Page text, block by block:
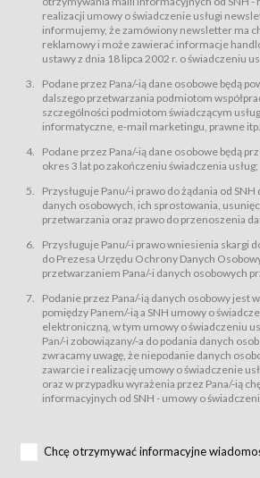
zastrzeżeniem usług, o których mowa w ust.
zasady świadczenia precyzują odrębne
przetwarzania przez Usługodawcę danych
będących osobami fizycznymi.
świadczy Usługi drogą elektroniczną w
2002 r. o świadczeniu usług drogą elektroniczną
1204, z późń. zm.). Usługi świadczone są
usługę przeglądania i odczytywania przez
zamieszczanych w Serwisie,
usługę utrzymywania konta użytkownika w
usługę newsletter,
usługę zawierania na odległość umów
usługę zawierania na odległość umów
dnia 18 lipca 2002 r. o świadczeniu usług drogą
r., Nr 144, poz. 1204, z późń. zm.). Usługi
Na zasadach określonych w Regulaminie dostęp
Usługobiorca przed rozpoczęciem korzystania z
zapoznać się z Regulaminem. Założenie konta w
usługi newsletter za pośrednictwem
zamieszczonego na stronach Serwisu dostępnych
Usługobiorców wymaga akceptacji postanowień
Usługobiorca zobowiązany jest do
od chwili rozpoczęcia korzystania z Serwisu.
Regulamin jest udostępniony Usługobiorcom
Warunki techniczne korzystania z Usług
realizacji umowy o świadczenie usługi
informujemy, że zamówiony newsletter ma
reklamowy i może zawierać informacje
ustawy z dnia 18 lipca 2002 r. o świadczeniu
Podane przez Pana/-ią dane osobowe będą
dalszego przetwarzania podmiotom
szczególności podmiotom świadczącym
informatyczne, e-mail marketingu, prawne
Podane przez Pana/-ią dane osobowe będą
okres 3 lat po zakończeniu świadczenia usług;
Przysługuje Panu/-i prawo do żądania od SNH
danych osobowych, ich sprostowania,
przetwarzania oraz prawo do przenoszenia
Przysługuje Panu/-i prawo wniesienia skargi
do Prezesa Urzędu Ochrony Danych
przetwarzaniem Pana/-i danych osobowych
Podanie przez Pana/-ią danych osobowy jest
pomiędzy Panem/-ią a SNH umowy o
elektroniczną, w tym umowy o świadczeniu
Pan/-i zobowiązany/-a do podania danych
zwracamy uwagę, że niepodanie danych
zawarcie i realizację umowy o świadczenie
oraz w przypadku wyrażenia przez Pana/-ią
informacyjnych od SNH - umowy o
Chcę otrzymywać informacyjne